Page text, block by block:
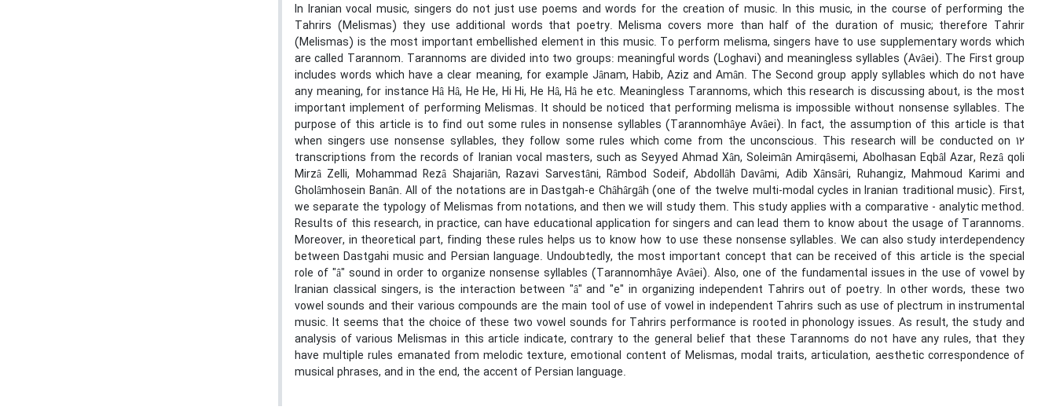
In Iranian vocal music, singers do not just use poems and words for the creation of music. In this music, in the course of performing the
Tahrirs (Melismas) they use additional words that poetry. Melisma covers more than half of the duration of music; therefore Tahrir
(Melismas) is the most important embellished element in this music. To perform melisma, singers have to use supplementary words which
are called Tarannom. Tarannoms are divided into two groups: meaningful words (Loghavi) and meaningless syllables (Avâei). The First group
includes words which have a clear meaning, for example Jânam, Habib, Aziz and Amân. The Second group apply syllables which do not have
any meaning, for instance Hâ Hâ, He He, Hi Hi, He Hâ, Hâ he etc. Meaningless Tarannoms, which this research is discussing about, is the most
important implement of performing Melismas. It should be noticed that performing melisma is impossible without nonsense syllables. The
purpose of this article is to find out some rules in nonsense syllables (Tarannomhâye Avâei). In fact, the assumption of this article is that
when singers use nonsense syllables, they follow some rules which come from the unconscious. This research will be conducted on 12
transcriptions from the records of Iranian vocal masters, such as Seyyed Ahmad Xân, Soleimân Amirqâsemi, Abolhasan Eqbâl Azar, Rezâ qoli
Mirzâ Zelli, Mohammad Rezâ Shajariân, Razavi Sarvestâni, Râmbod Sodeif, Abdollâh Davâmi, Adib Xânsâri, Ruhangiz, Mahmoud Karimi and
Gholâmhosein Banân. All of the notations are in Dastgah-e Châhârgâh (one of the twelve multi-modal cycles in Iranian traditional music). First,
we separate the typology of Melismas from notations, and then we will study them. This study applies with a comparative - analytic method.
Results of this research, in practice, can have educational application for singers and can lead them to know about the usage of Tarannoms.
Moreover, in theoretical part, finding these rules helps us to know how to use these nonsense syllables. We can also study interdependency
between Dastgahi music and Persian language. Undoubtedly, the most important concept that can be received of this article is the special
role of "â" sound in order to organize nonsense syllables (Tarannomhâye Avâei). Also, one of the fundamental issues in the use of vowel by
Iranian classical singers, is the interaction between "â" and "e" in organizing independent Tahrirs out of poetry. In other words, these two
vowel sounds and their various compounds are the main tool of use of vowel in independent Tahrirs such as use of plectrum in instrumental
music. It seems that the choice of these two vowel sounds for Tahrirs performance is rooted in phonology issues. As result, the study and
analysis of various Melismas in this article indicate, contrary to the general belief that these Tarannoms do not have any rules, that they
have multiple rules emanated from melodic texture, emotional content of Melismas, modal traits, articulation, aesthetic correspondence of
musical phrases, and in the end, the accent of Persian language.